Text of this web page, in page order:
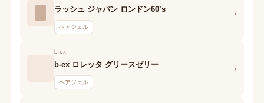
ラッシュ ジャパン ロンドン60’s
ヘアジェル
›
b-ex
b-ex ロレッタ グリースゼリー
ヘアジェル
›